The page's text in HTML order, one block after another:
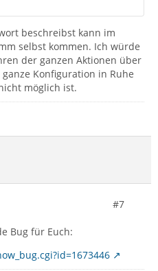
beschreibst kann im
selbst kommen. Ich würde
der ganzen Aktionen über
Konfiguration in Ruhe
möglich ist.
#7
Bug für Euch: